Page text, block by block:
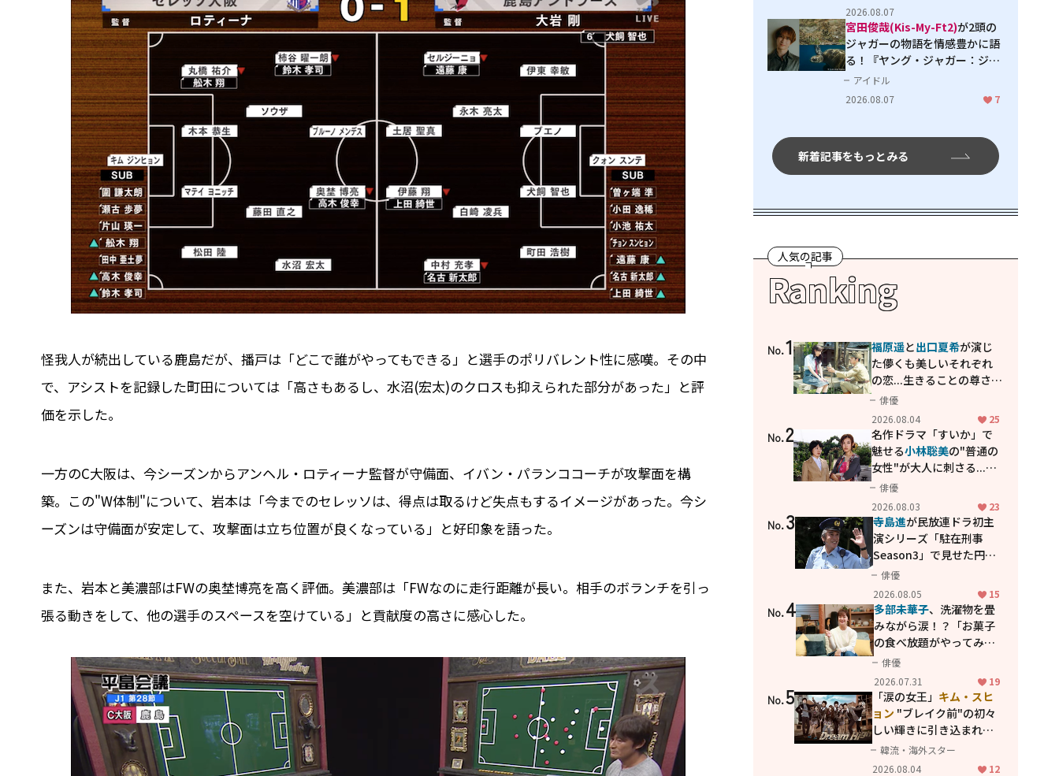
怪我人が続出している鹿島だが、播戸は「どこで誰がやってもできる」と選手のポリバレント性に感嘆。その中
で、アシストを記録した町田については「高さもあるし、水沼(宏太)のクロスも抑えられた部分があった」と評
価を示した。
一方のC大阪は、今シーズンからアンヘル・ロティーナ監督が守備面、イバン・パランココーチが攻撃面を構
築。この"W体制"について、岩本は「今までのセレッソは、得点は取るけど失点もするイメージがあった。今シ
ーズンは守備面が安定して、攻撃面は立ち位置が良くなっている」と好印象を語った。
また、岩本と美濃部はFWの奥埜博亮を高く評価。美濃部は「FWなのに走行距離が長い。相手のボランチを引っ
張る動きをして、他の選手のスペースを空けている」と貢献度の高さに感心した。
2026.08.07
宮田俊哉(Kis-My-Ft2)が2頭の
ジャガーの物語を情感豊かに語
る！『ヤング・ジャガー：ジャ
ングル王への道』『ジャガーと
ウミガメの物語：熱帯林の守護
アイドル
2026.08.07
7
新着記事をもっとみる
人気の記事
Ranking
No.1 福原遥と出口夏希が演じ
た儚くも美しいそれぞれ
の恋...生きることの尊さを
教えてくれた映画「あの
花が咲く丘で、君とまた出
会えたら。」
俳優
2026.08.04
25
No.2
名作ドラマ「すいか」で
魅せる小林聡美の"普通の
女性"が大人に刺さる...映
画「かもめ食堂」にも通
じる静かな芝居
俳優
2026.08.03
23
No.3 寺島進が民放連ドラ初主
演シリーズ「駐在刑事
Season3」で見せた円熟
の演技
俳優
2026.08.05
15
No.4 多部未華子、洗濯物を畳
みながら涙！？「お菓子
の食べ放題がやってみた
い」ハンディファン4台の
暑さ対策も明かす
俳優
2026.07.31
19
No.5 「涙の女王」 キム・スヒ
ョン "ブレイク前"の初々
しい輝きに引き込まれ
る...2PM テギョン
共演の青春名作「ドリー
韓流・海外スター
2026.08.04
12